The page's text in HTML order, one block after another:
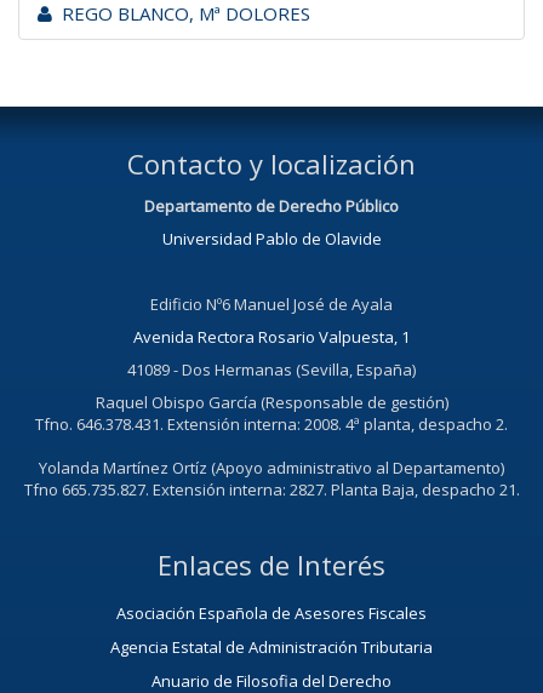
REGO BLANCO, Mª DOLORES
Contacto y localización
Departamento de Derecho Público
Universidad Pablo de Olavide
Edificio Nº6 Manuel José de Ayala
Avenida Rectora Rosario Valpuesta, 1
41089 - Dos Hermanas (Sevilla, España)
Raquel Obispo García (Responsable de gestión)
Tfno. 646.378.431. Extensión interna: 2008. 4ª planta, despacho 2.
Yolanda Martínez Ortíz (Apoyo administrativo al Departamento)
Tfno 665.735.827. Extensión interna: 2827. Planta Baja, despacho 21.
Enlaces de Interés
Asociación Española de Asesores Fiscales
Agencia Estatal de Administración Tributaria
Anuario de Filosofia del Derecho